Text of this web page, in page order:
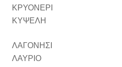
ΚΡΥΟΝΕΡΙ
ΚΥΨΕΛΗ
ΛΑΓΟΝΗΣΙ
ΛΑΥΡΙΟ